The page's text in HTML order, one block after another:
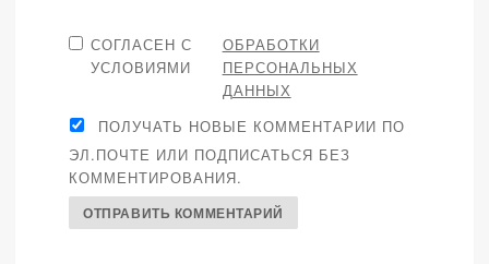
СОГЛАСЕН С
УСЛОВИЯМИ
ОБРАБОТКИ
ПЕРСОНАЛЬНЫХ
ДАННЫХ
ПОЛУЧАТЬ НОВЫЕ КОММЕНТАРИИ ПО
ЭЛ.ПОЧТЕ ИЛИ ПОДПИСАТЬСЯ БЕЗ
КОММЕНТИРОВАНИЯ.